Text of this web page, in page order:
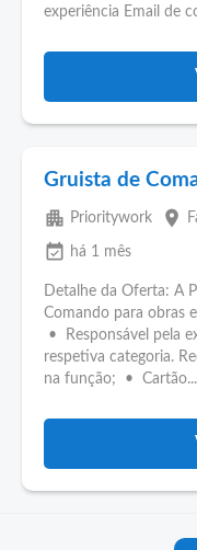
experiência Email de
Gruista de
apartment Prioritywork place
event_available há 1 mês
Detalhe da Oferta: A
Comando para obras
• Responsável pela
respetiva categoria.
na função; • Cartão...